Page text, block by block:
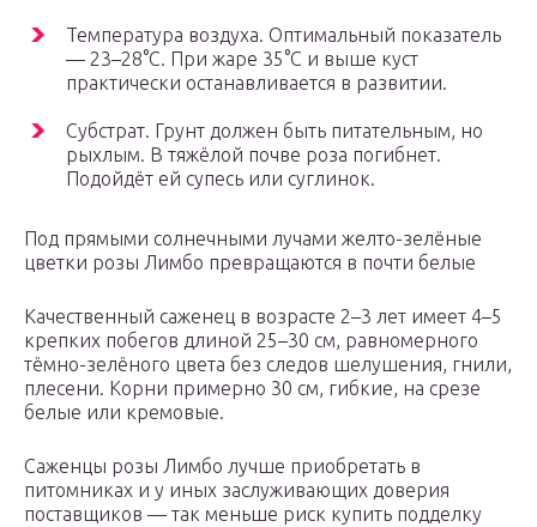
Температура воздуха. Оптимальный показатель
— 23–28°C. При жаре 35°C и выше куст
практически останавливается в развитии.
Субстрат. Грунт должен быть питательным, но
рыхлым. В тяжёлой почве роза погибнет.
Подойдёт ей супесь или суглинок.
Под прямыми солнечными лучами желто-зелёные
цветки розы Лимбо превращаются в почти белые
Качественный саженец в возрасте 2–3 лет имеет 4–5
крепких побегов длиной 25–30 см, равномерного
тёмно-зелёного цвета без следов шелушения, гнили,
плесени. Корни примерно 30 см, гибкие, на срезе
белые или кремовые.
Саженцы розы Лимбо лучше приобретать в
питомниках и у иных заслуживающих доверия
поставщиков — так меньше риск купить подделку